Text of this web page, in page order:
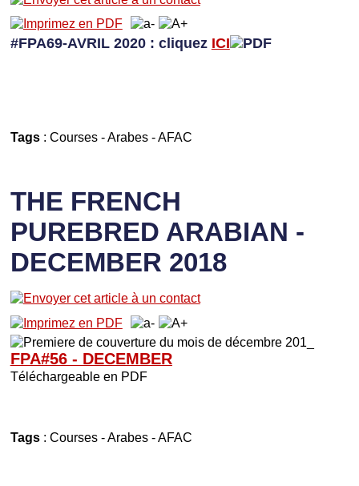
#FPA69-AVRIL 2020 : cliquez ICI
Tags: Courses-Arabes-AFAC
THE FRENCH
PUREBRED ARABIAN -
DECEMBER 2018
FPA#56 - DECEMBER
Téléchargeable en PDF
Tags: Courses-Arabes-AFAC